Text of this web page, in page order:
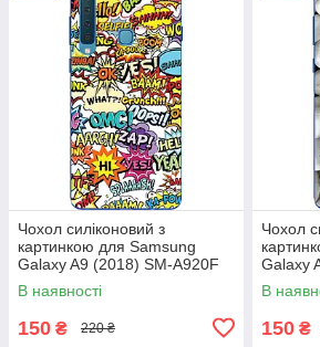
Чохол силіконовий з
картинкою для Samsung
Galaxy A9 (2018) SM-A920F
Яскравий стиль
В наявності
150 ₴ 220 ₴
Чохол
Galaxy
В
150 ₴